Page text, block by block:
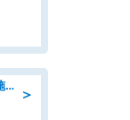
＞
工事・土木施工管理/総合技術商社にて施工管理のお仕事/即日勤務可/車通勤可/工事・土木施工管理/生産・品質管理